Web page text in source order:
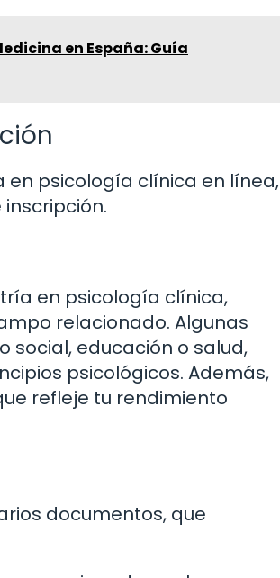
en España: Guía
psicología clínica en línea,
en psicología clínica,
relacionado. Algunas
educación o salud,
psicológicos. Además,
refleje tu rendimiento
documentos, que